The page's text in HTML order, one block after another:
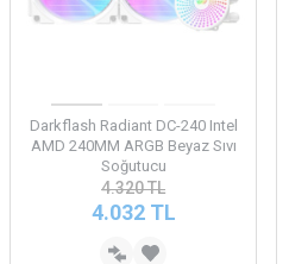
Darkflash Radiant DC-240 Intel
AMD 240MM ARGB Beyaz Sıvı
Soğutucu
4.320TL
4.032TL